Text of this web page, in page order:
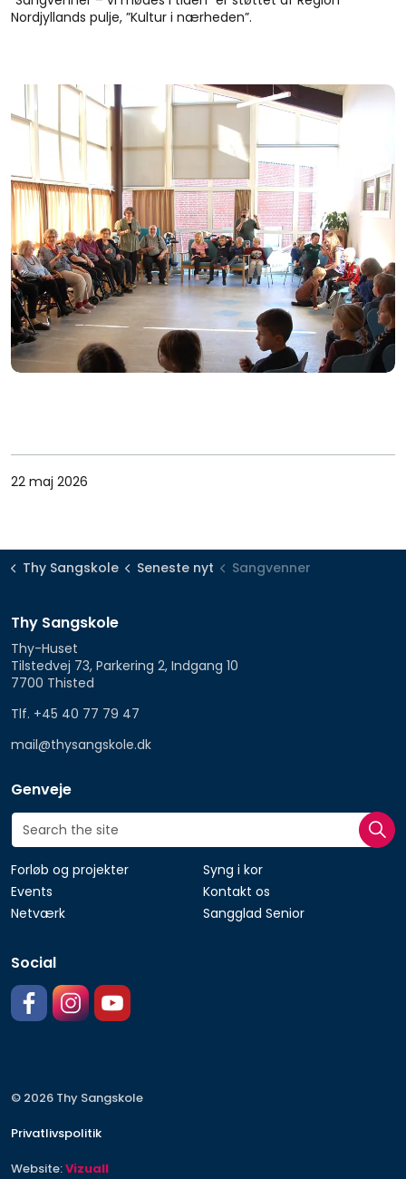
Nordjyllands pulje, ”Kultur i nærheden”.
22 maj 2026
Thy Sangskole Seneste nyt Sangvenner
Thy Sangskole
Thy-Huset
Tilstedvej 73, Parkering 2, Indgang 10
7700 Thisted
Tlf. +45 40 77 79 47
mail@thysangskole.dk
Genveje
Forløb og projekter
Syng i kor
Events
Kontakt os
Netværk
Sangglad Senior
Social
© 2026 Thy Sangskole
Privatlivspolitik
Website:Vizuall